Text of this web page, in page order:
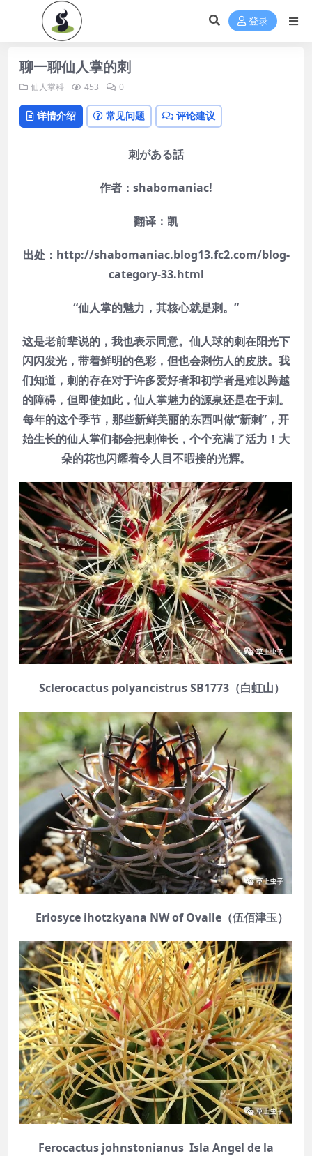
登录
聊一聊仙人掌的刺
仙人掌科 453 0
详情介绍 常见问题 评论建议
刺がある話
作者：shabomaniac!
翻译：凯
出处：http://shabomaniac.blog13.fc2.com/blog-
category-33.html
“仙人掌的魅力，其核心就是刺。”
这是老前辈说的，我也表示同意。仙人球的刺在阳光下
闪闪发光，带着鲜明的色彩，但也会刺伤人的皮肤。我
们知道，刺的存在对于许多爱好者和初学者是难以跨越
的障碍，但即使如此，仙人掌魅力的源泉还是在于刺。
每年的这个季节，那些新鲜美丽的东西叫做“新刺”，开
始生长的仙人掌们都会把刺伸长，个个充满了活力！大
朵的花也闪耀着令人目不暇接的光辉。
Sclerocactus polyancistrus SB1773（白虹山）
Eriosyce ihotzkyana NW of Ovalle（伍佰津玉）
Ferocactus johnstonianus Isla Angel de la